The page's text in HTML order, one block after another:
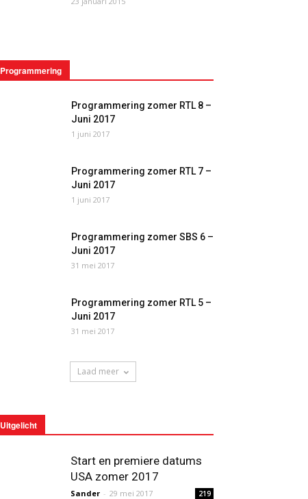
Programmering
Programmering zomer RTL 8 –
Juni 2017
1 juni 2017
Programmering zomer RTL 7 –
Juni 2017
1 juni 2017
Programmering zomer SBS 6 –
Juni 2017
31 mei 2017
Programmering zomer RTL 5 –
Juni 2017
31 mei 2017
Laad meer
Uitgelicht
Start en premiere datums
USA zomer 2017
Sander - 29 mei 2017 219